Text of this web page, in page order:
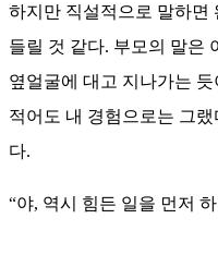
하지만 직설적으로 말하면
들릴 것 같다. 부모의 말은
옆얼굴에 대고 지나가는
적어도 내 경험으로는 그
다.
“야, 역시 힘든 일을 먼저